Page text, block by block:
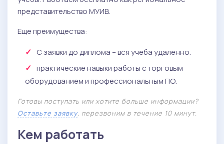
представительство МУИВ.
Еще преимущества:
С заявки до диплома – вся учеба удаленно.
практические навыки работы с торговым
оборудованием и профессиональным ПО.
Готовы поступать или хотите больше информации?
Оставьте заявку, перезвоним в течение 10 минут.
Кем работать